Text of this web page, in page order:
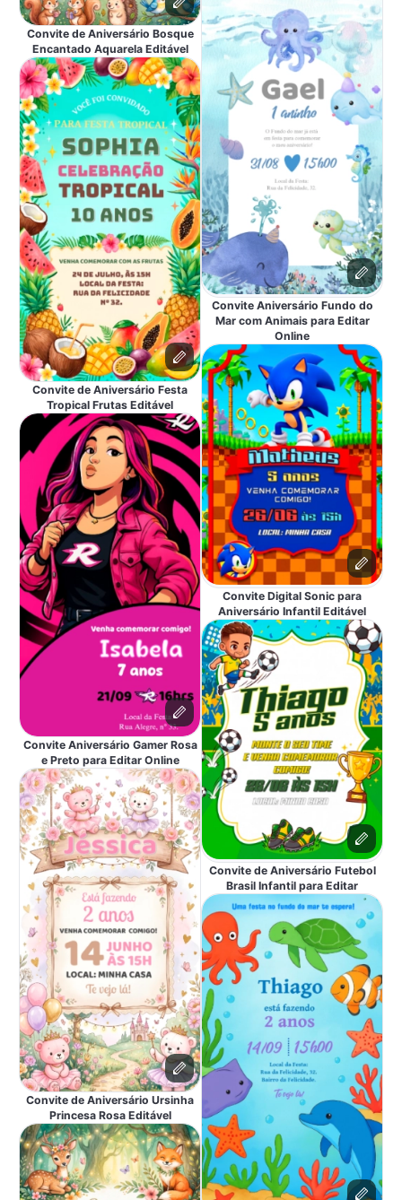
Convite de Aniversário Bosque
Encantado Aquarela Editável
Convite de Aniversário Festa
Tropical Frutas Editável
Convite Aniversário Gamer Rosa
e Preto para Editar Online
Convite de Aniversário Ursinha
Princesa Rosa Editável
Convite Aniversário Fundo do
Mar com Animais para Editar
Online
Convite Digital Sonic para
Aniversário Infantil Editável
Convite de Aniversário Futebol
Brasil Infantil para Editar